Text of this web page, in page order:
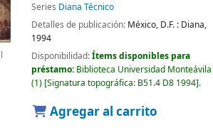
Series Diana Técnico
Detalles de publicación: México, D.F. : Diana,
1994
Disponibilidad:Ítems disponibles para
préstamo: Biblioteca Universidad Monteávila
(1) Signatura topográfica: B51.4 D8 1994 .
Agregar al carrito